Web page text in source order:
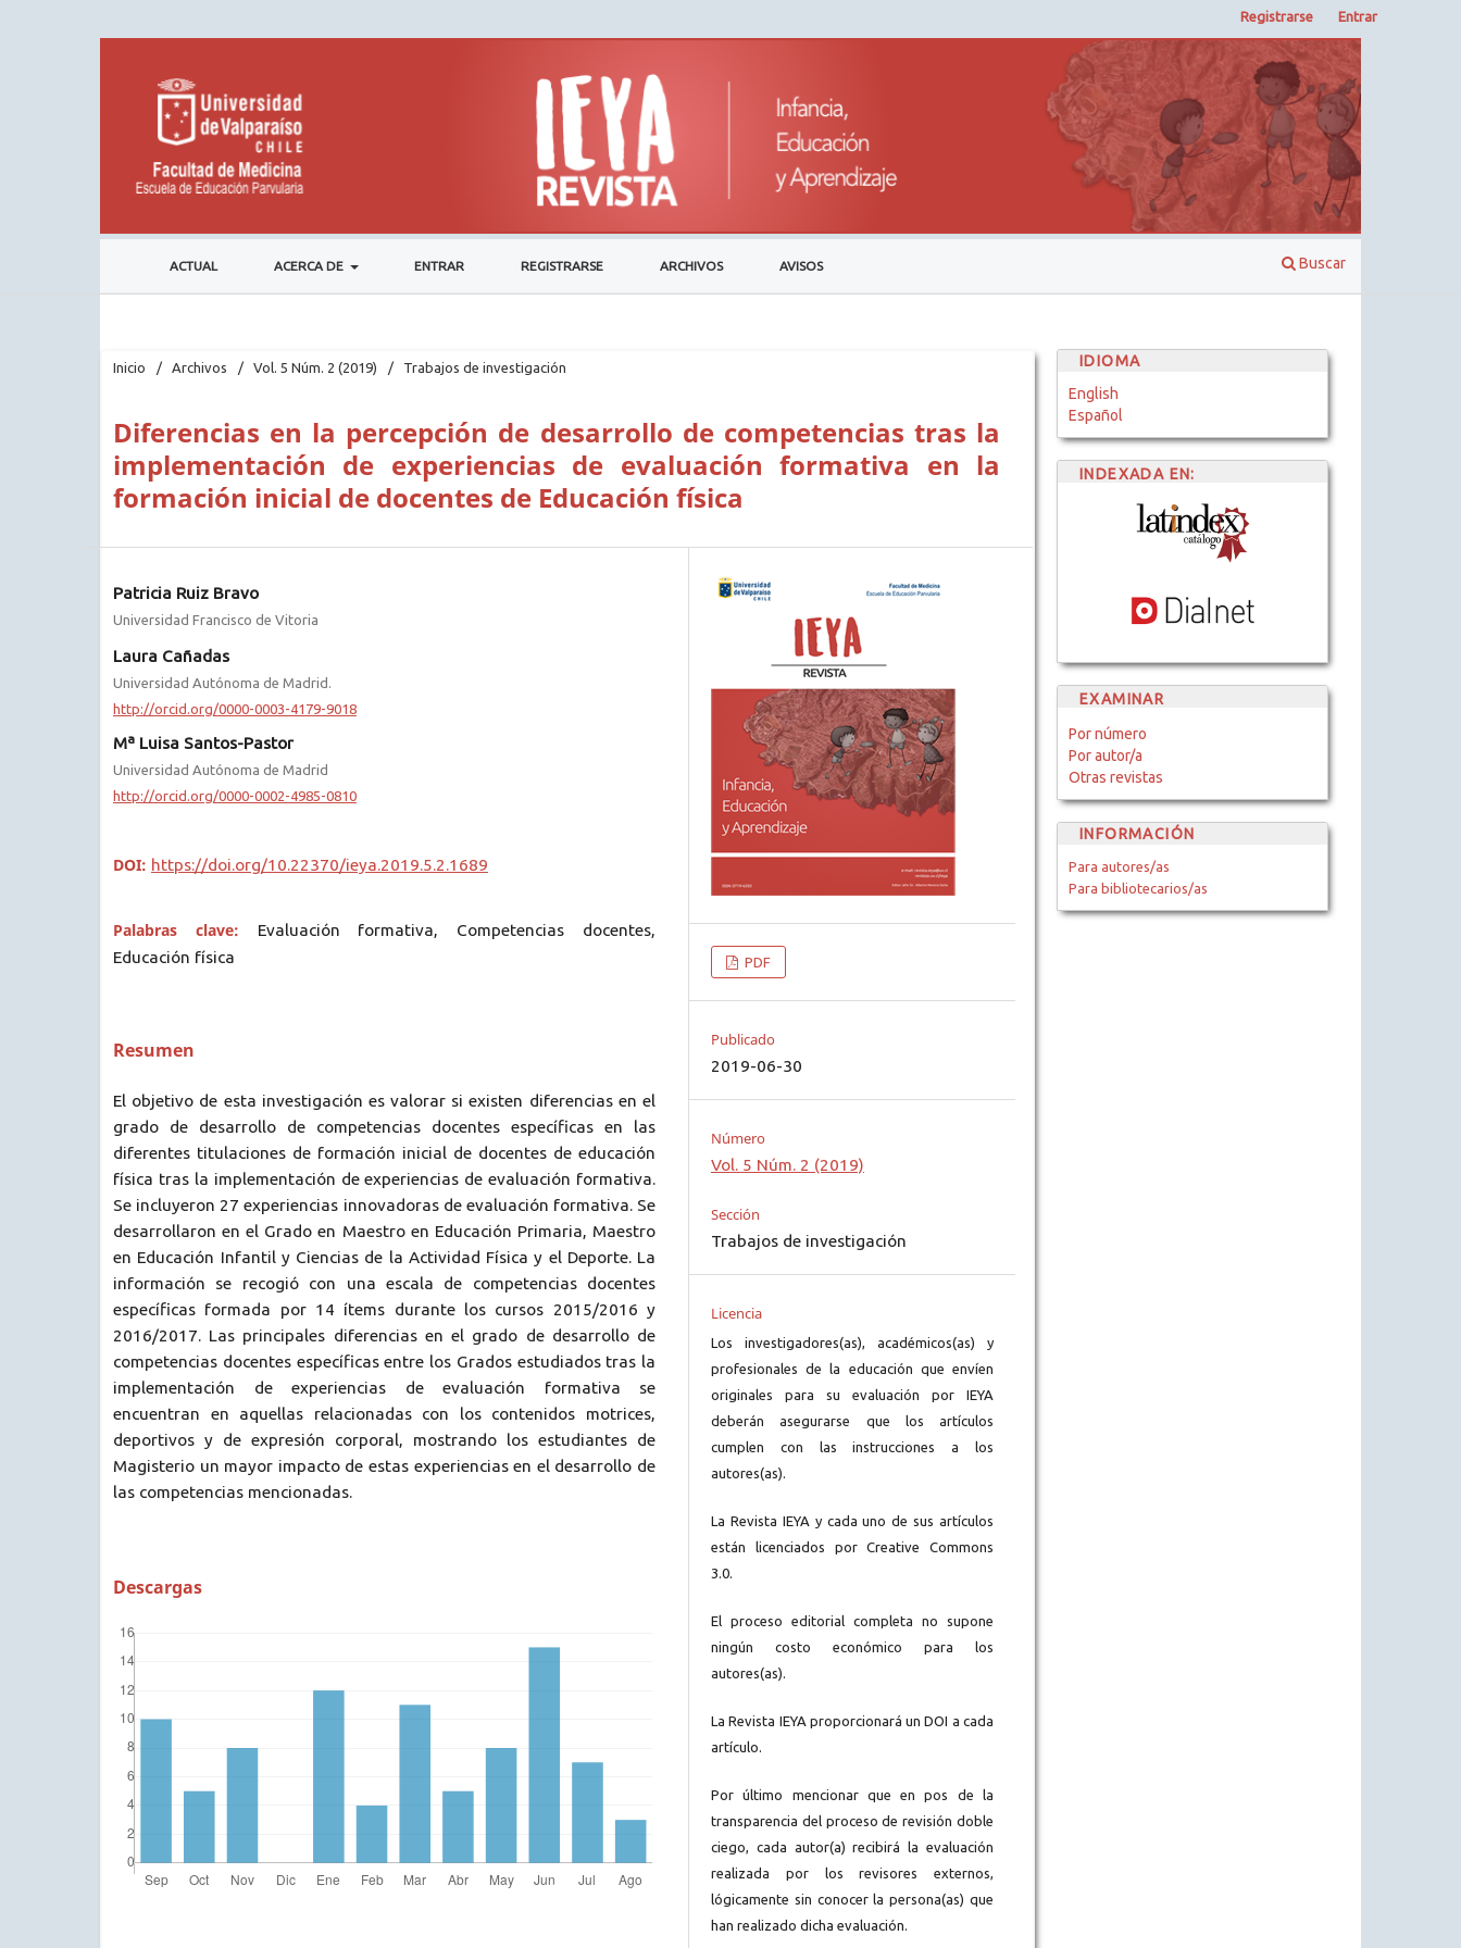
ACTUAL ACERCA DE ENTRAR REGISTRARSE ARCHIVOS AVISOS Buscar
Registrarse Entrar
Inicio / Archivos / Vol. 5 Núm. 2 (2019) / Trabajos de investigación
Diferencias en la percepción de desarrollo de competencias tras la
implementación de experiencias de evaluación formativa en la
formación inicial de docentes de Educación física
Patricia Ruiz Bravo
Universidad Francisco de Vitoria
Laura Cañadas
Universidad Autónoma de Madrid.
http://orcid.org/0000-0003-4179-9018
Mª Luisa Santos-Pastor
Universidad Autónoma de Madrid
http://orcid.org/0000-0002-4985-0810
DOI: https://doi.org/10.22370/ieya.2019.5.2.1689
Palabras clave:
Evaluación formativa, Competencias docentes,
Educación física
Resumen
El objetivo de esta investigación es valorar si existen diferencias en el
grado de desarrollo de competencias docentes específicas en las
diferentes titulaciones de formación inicial de docentes de educación
física tras la implementación de experiencias de evaluación formativa.
Se incluyeron 27 experiencias innovadoras de evaluación formativa. Se
desarrollaron en el Grado en Maestro en Educación Primaria, Maestro
en Educación Infantil y Ciencias de la Actividad Física y el Deporte. La
información se recogió con una escala de competencias docentes
específicas formada por 14 ítems durante los cursos 2015/2016 y
2016/2017. Las principales diferencias en el grado de desarrollo de
competencias docentes específicas entre los Grados estudiados tras la
implementación de experiencias de evaluación formativa se
encuentran en aquellas relacionadas con los contenidos motrices,
deportivos y de expresión corporal, mostrando los estudiantes de
Magisterio un mayor impacto de estas experiencias en el desarrollo de
las competencias mencionadas.
Descargas
PDF
Publicado
2019-06-30
Número
Vol. 5 Núm. 2 (2019)
Sección
Trabajos de investigación
Licencia
Los investigadores(as), académicos(as) y
profesionales de la educación que envíen
originales para su evaluación por IEYA
deberán asegurarse que los artículos
cumplen con las instrucciones a los
autores(as).
La Revista IEYA y cada uno de sus artículos
están licenciados por Creative Commons
3.0.
El proceso editorial completa no supone
ningún costo económico para los
autores(as).
La Revista IEYA proporcionará un DOI a cada
artículo.
Por último mencionar que en pos de la
transparencia del proceso de revisión doble
ciego, cada autor(a) recibirá la evaluación
realizada por los revisores externos,
lógicamente sin conocer la persona(as) que
han realizado dicha evaluación.
IDIOMA
English
Español
INDEXADA EN:
EXAMINAR
Por número
Por autor/a
Otras revistas
INFORMACIÓN
Para autores/as
Para bibliotecarios/as